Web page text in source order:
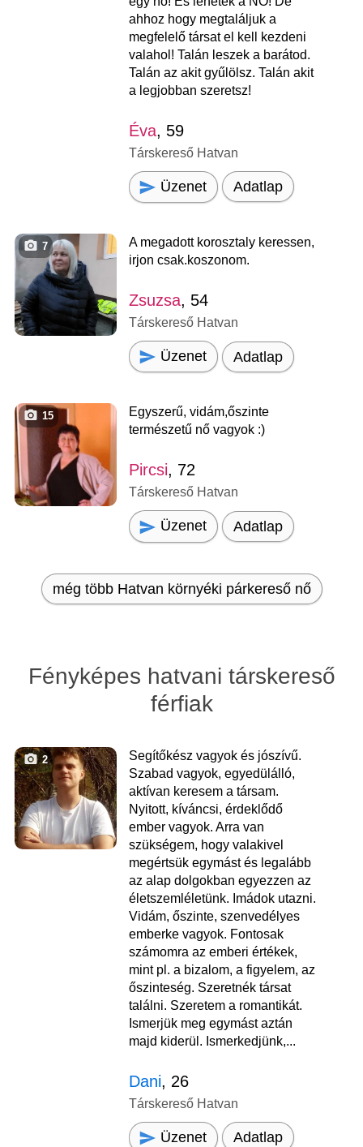
ahhoz hogy megtaláljuk a
megfelelő társat el kell kezdeni
valahol! Talán leszek a barátod.
Talán az akit gyűlölsz. Talán akit
a legjobban szeretsz!
Éva, 59
Társkereső Hatvan
Üzenet Adatlap
7
A megadott korosztaly keressen,
irjon csak.koszonom.
Zsuzsa, 54
Társkereső Hatvan
Üzenet Adatlap
15
Egyszerű, vidám,őszinte
természetű nő vagyok :)
Pircsi, 72
Társkereső Hatvan
Üzenet Adatlap
még több Hatvan környéki párkereső nő
Fényképes hatvani társkereső
férfiak
2
Segítőkész vagyok és jószívű.
Szabad vagyok, egyedülálló,
aktívan keresem a társam.
Nyitott, kíváncsi, érdeklődő
ember vagyok. Arra van
szükségem, hogy valakivel
megértsük egymást és legalább
az alap dolgokban egyezzen az
életszemléletünk. Imádok utazni.
Vidám, őszinte, szenvedélyes
emberke vagyok. Fontosak
számomra az emberi értékek,
mint pl. a bizalom, a figyelem, az
őszinteség. Szeretnék társat
találni. Szeretem a romantikát.
Ismerjük meg egymást aztán
majd kiderül. Ismerkedjünk,...
Dani, 26
Társkereső Hatvan
Üzenet Adatlap